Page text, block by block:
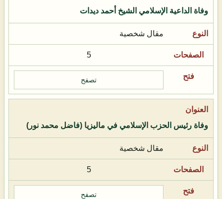
وفاة الداعية الإسلامي الشيخ أحمد ديدات
مقال شخصية
5
تصفح
وفاة رئيس الحزب الإسلامي في ماليزيا (فاضل محمد نور)
مقال شخصية
5
تصفح